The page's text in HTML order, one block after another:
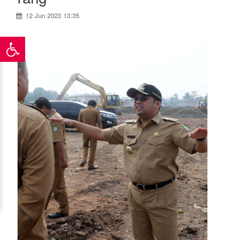
12 Jun 2023 13:35